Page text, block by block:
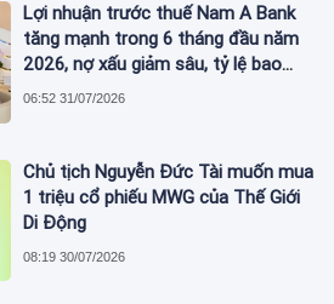
Lợi nhuận trước thuế Nam A Bank
tăng mạnh trong 6 tháng đầu năm
2026, nợ xấu giảm sâu, tỷ lệ bao
phủ nợ xấu tăng vượt trội
06:52 31/07/2026
Chủ tịch Nguyễn Đức Tài muốn mua
1 triệu cổ phiếu MWG của Thế Giới
Di Động
08:19 30/07/2026